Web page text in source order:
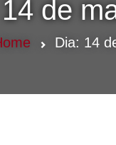
14 de
Dia: 14